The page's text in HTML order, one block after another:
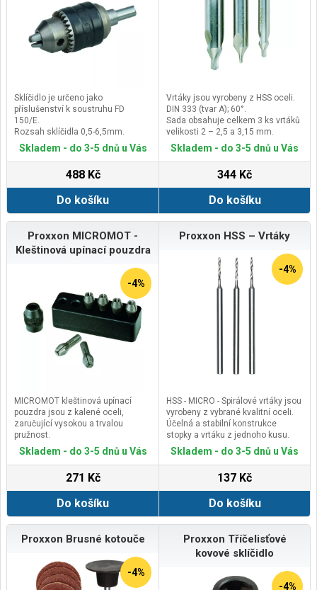
Sklíčidlo je určeno jako
příslušenství k soustruhu FD
150/E.
Rozsah sklíčidla 0,5-6,5mm.
Jedná se o sklíčidlo průmyslového
provedení s přesným vystředěním
Maximální povolené
otáčky&nbsp;do 10.000 ot./min.
Skladem - do 3-5 dnů u Vás
488 Kč
Do košíku
Vrtáky jsou vyrobeny z HSS oceli.
DIN 333 (tvar A); 60°.
Sada obsahuje celkem 3 ks vrtáků
velikosti 2 – 2,5 a 3,15 mm.
Skladem - do 3-5 dnů u Vás
344 Kč
Do košíku
Proxxon MICROMOT -
Kleštinová upínací pouzdra
-4%
MICROMOT kleštinová upínací
pouzdra jsou z kalené oceli,
zaručující vysokou a trvalou
pružnost.
Neztrácejí ani po dlouhodobém
používání svůj tvar a přesnost
(nesrovnatelné s nekalenými, čtyř
čelisťovými a podobnými
kleštinami z mědi či hliníku).
Tři čelisti (výroba je podstatně
složitější než výroba kleštin se 4
zářezy) umožňují lepší upnutí
nástroje.
upnutí dříků menších průměrů.
Skladem - do 3-5 dnů u Vás
271 Kč
Do košíku
Proxxon HSS – Vrtáky
-4%
HSS - MICRO - Spirálové vrtáky jsou
vyrobeny z vybrané kvalitní oceli.
Účelná a stabilní konstrukce
stopky a vrtáku z jednoho kusu.
Optimální přesnost vystředěného
běhu.
Díky vhodné tvrdosti dlouhá
životnost při zachování pružnosti.
Skladem - do 3-5 dnů u Vás
137 Kč
Do košíku
Proxxon Brusné kotouče
-4%
Proxxon Tříčelisťové
kovové sklíčidlo
-4%